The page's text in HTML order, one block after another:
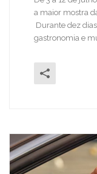
a maior mostra
Durante dez
gastronomia e